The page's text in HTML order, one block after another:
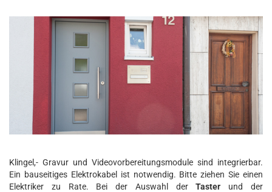
Klingel,- Gravur und Videovorbereitungsmodule sind integrierbar.
Ein bauseitiges Elektrokabel ist notwendig. Bitte ziehen Sie einen
Elektriker zu Rate. Bei der Auswahl derTaster und der